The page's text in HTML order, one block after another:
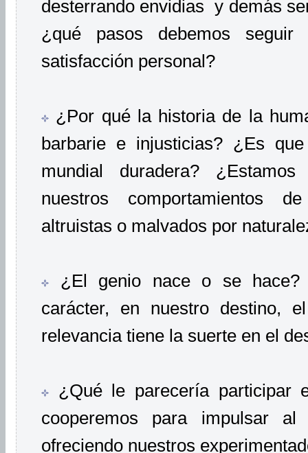
desterrando envidias y demás
¿qué pasos debemos
satisfacción personal?
¿Por qué la historia de la
barbarie e injusticias? ¿Es
mundial duradera?
nuestros comportamientos
altruistas o malvados por
¿El genio nace o se hace?
carácter, en nuestro destino,
relevancia tiene la suerte en el
¿Qué le parecería participar
cooperemos para impulsar
ofreciendo nuestros